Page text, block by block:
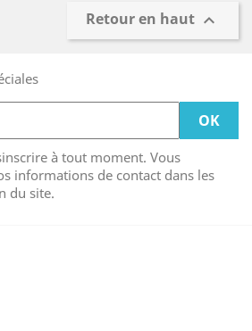
Retour en haut 
à tout moment. Vous
informations de contact dans les
du site.